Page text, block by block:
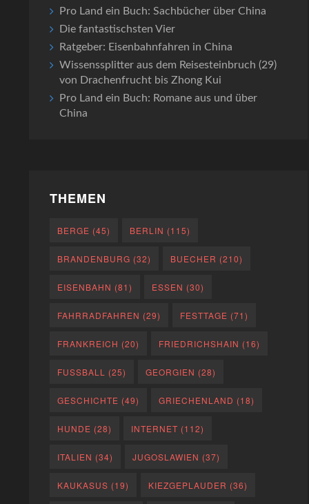
Pro Land ein Buch: Sachbücher über China
Die fantastischsten Vier
Ratgeber: Eisenbahnfahren in China
Wissenssplitter aus dem Reisesteinbruch (29)
von Drachenfrucht bis Zhong Kui
Pro Land ein Buch: Romane aus und über
China
THEMEN
BERGE (45) BERLIN (115)
BRANDENBURG (32) BUECHER (210)
EISENBAHN (81) ESSEN (30)
FAHRRADFAHREN (29) FESTTAGE (71)
FRANKREICH (20) FRIEDRICHSHAIN (16)
FUSSBALL (25) GEORGIEN (28)
GESCHICHTE (49) GRIECHENLAND (18)
HUNDE (28) INTERNET (112)
ITALIEN (34) JUGOSLAWIEN (37)
KAUKASUS (19) KIEZGEPLAUDER (36)